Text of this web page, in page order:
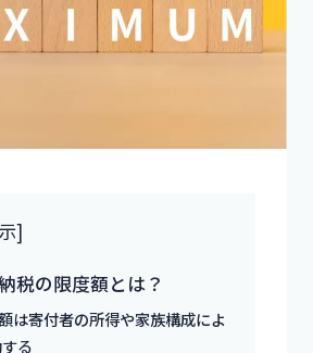
]
税の限度額とは？
は寄付者の所得や家族構成によ
る